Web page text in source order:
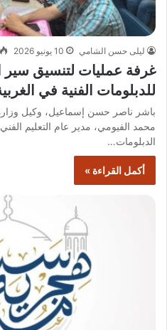
ليلى حسن الشامي 10 يونيو 2026
غرفة عمليات لتنسيق سير
للدبلومات الفنية في
باشر ناصر حسن إسماعيل، وكيل وزارة
محمد الفيومي، مدير عام التعليم
الدبلومات…
أكمل القراءة »